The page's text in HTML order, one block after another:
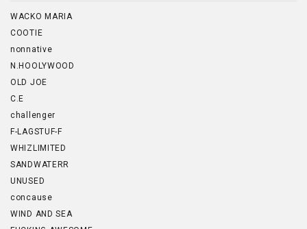
WACKO MARIA
COOTIE
nonnative
N.HOOLYWOOD
OLD JOE
C.E
challenger
F-LAGSTUF-F
WHIZLIMITED
SANDWATERR
UNUSED
concause
WIND AND SEA